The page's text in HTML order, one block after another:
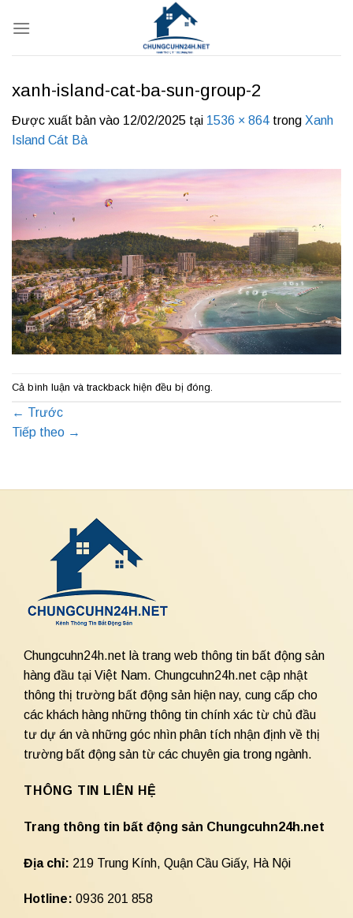
qua
xanh-island-cat-ba-sun-group-2
Được xuất bản vào 12/02/2025 tại 1536 × 864 trong Xanh
Island Cát Bà
Cả bình luận và trackback hiện đều bị đóng.
← Trước
Tiếp theo →
Chungcuhn24h.net là trang web thông tin bất động sản
hàng đầu tại Việt Nam. Chungcuhn24h.net cập nhật
thông thị trường bất động sản hiện nay, cung cấp cho
các khách hàng những thông tin chính xác từ chủ đầu
tư dự án và những góc nhìn phân tích nhận định về thị
trường bất động sản từ các chuyên gia trong ngành.
THÔNG TIN LIÊN HỆ
Trang thông tin bất động sản Chungcuhn24h.net
Địa chỉ: 219 Trung Kính, Quận Cầu Giấy, Hà Nội
Hotline: 0936 201 858